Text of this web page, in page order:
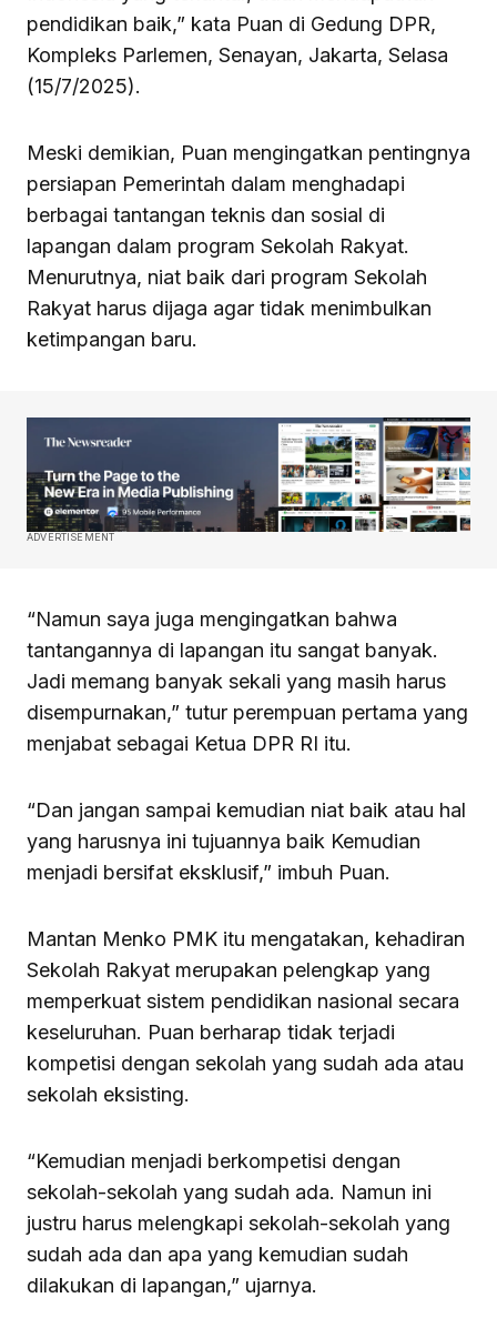
pendidikan baik,” kata Puan di Gedung DPR,
Kompleks Parlemen, Senayan, Jakarta, Selasa
(15/7/2025).
Meski demikian, Puan mengingatkan pentingnya
persiapan Pemerintah dalam menghadapi
berbagai tantangan teknis dan sosial di
lapangan dalam program Sekolah Rakyat.
Menurutnya, niat baik dari program Sekolah
Rakyat harus dijaga agar tidak menimbulkan
ketimpangan baru.
ADVERTISEMENT
“Namun saya juga mengingatkan bahwa
tantangannya di lapangan itu sangat banyak.
Jadi memang banyak sekali yang masih harus
disempurnakan,” tutur perempuan pertama yang
menjabat sebagai Ketua DPR RI itu.
“Dan jangan sampai kemudian niat baik atau hal
yang harusnya ini tujuannya baik Kemudian
menjadi bersifat eksklusif,” imbuh Puan.
Mantan Menko PMK itu mengatakan, kehadiran
Sekolah Rakyat merupakan pelengkap yang
memperkuat sistem pendidikan nasional secara
keseluruhan. Puan berharap tidak terjadi
kompetisi dengan sekolah yang sudah ada atau
sekolah eksisting.
“Kemudian menjadi berkompetisi dengan
sekolah-sekolah yang sudah ada. Namun ini
justru harus melengkapi sekolah-sekolah yang
sudah ada dan apa yang kemudian sudah
dilakukan di lapangan,” ujarnya.